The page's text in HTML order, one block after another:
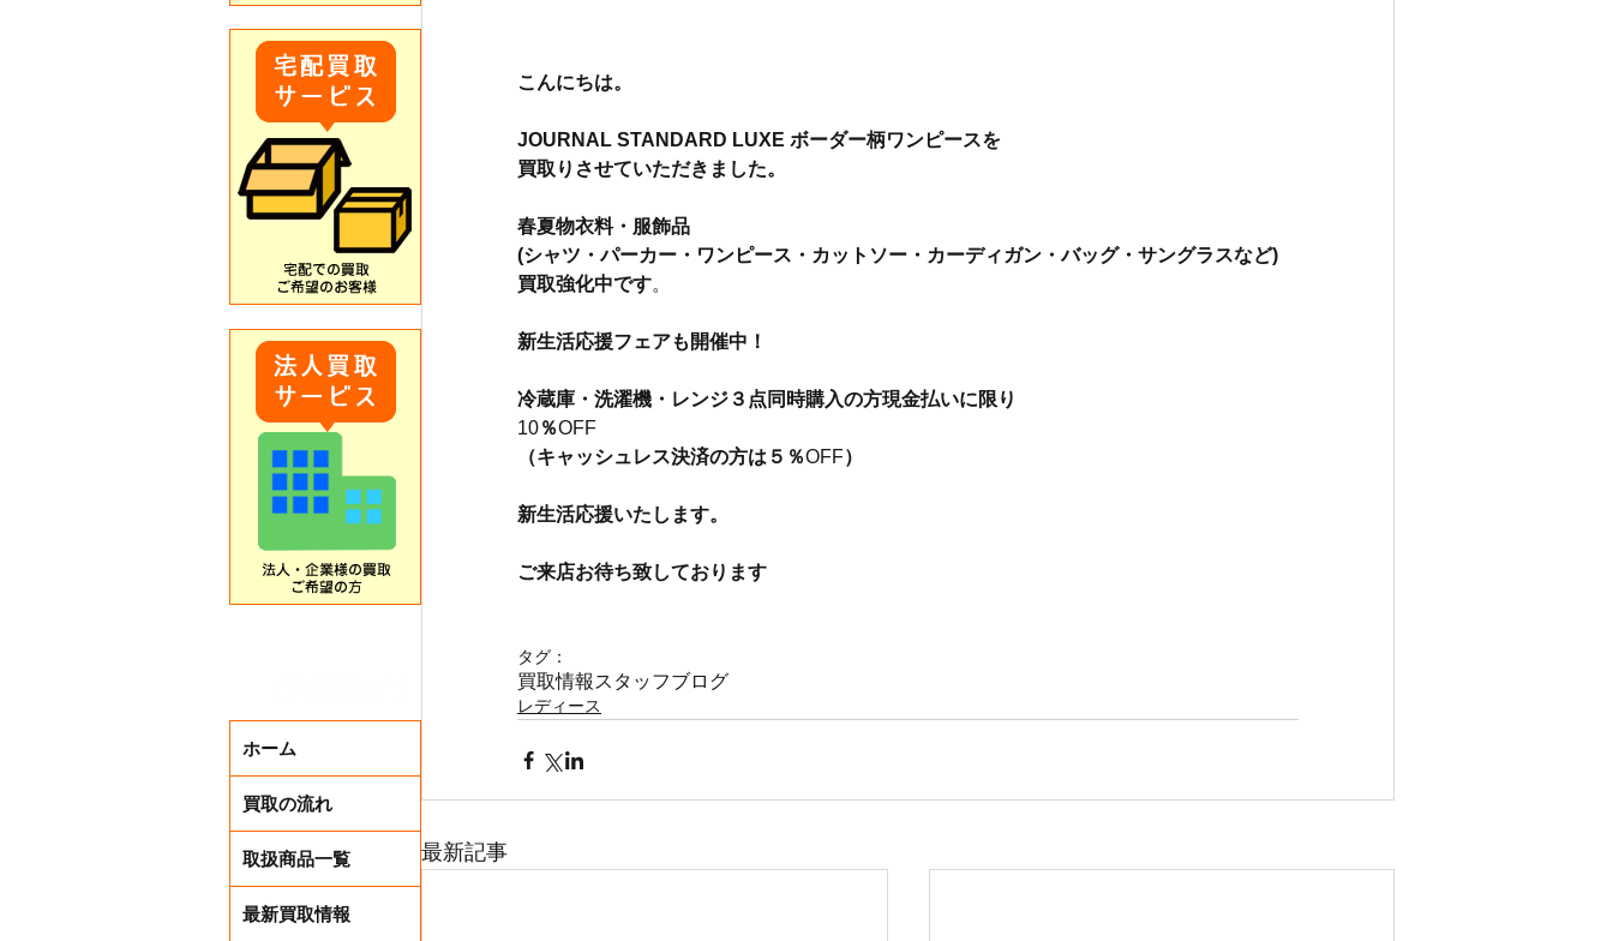
こんにちは。
JOURNAL STANDARD LUXE ボーダー柄ワンピースを
買取りさせていただきました。
春夏物衣料・服飾品
(シャツ・パーカー・ワンピース・カットソー・カーディガン・バッグ・サングラスなど)
買取強化中です。
新生活応援フェアも開催中！
冷蔵庫・洗濯機・レンジ３点同時購入の方現金払いに限り
10％OFF
（キャッシュレス決済の方は５％OFF）
新生活応援いたします。
ご来店お待ち致しております
タグ：
買取情報 スタッフブログ
レディース
最新記事
ホーム
買取の流れ
取扱商品一覧
最新買取情報